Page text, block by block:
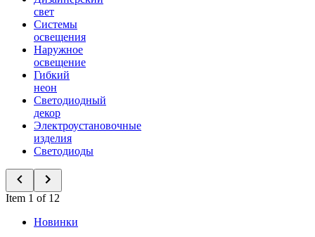
свет
Системы
освещения
Наружное
освещение
Гибкий
неон
Светодиодный
декор
Электроустановочные
изделия
Светодиоды
Item 1 of 12
Новинки